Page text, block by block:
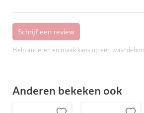
Help anderen en maak kans op een waardebon
Anderen bekeken ook